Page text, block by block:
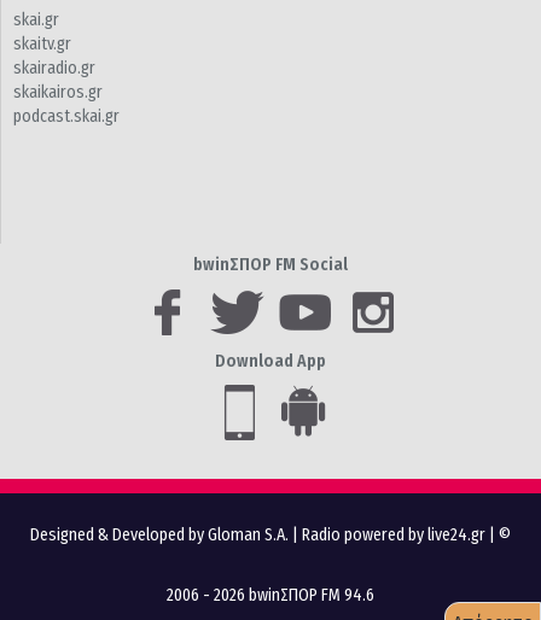
skai.gr
skaitv.gr
skairadio.gr
skaikairos.gr
podcast.skai.gr
bwinΣΠΟΡ FM Social
Download App
Designed & Developed by Gloman S.A. Radio powered by live24.gr | ©
2006 - 2026 bwinΣΠΟΡ FM 94.6